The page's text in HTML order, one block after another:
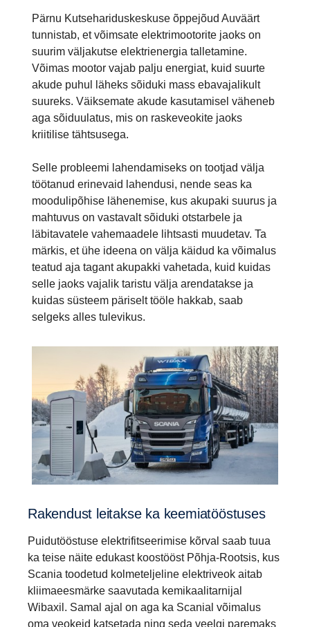
Pärnu Kutsehariduskeskuse õppejõud Auväärt
tunnistab, et võimsate elektrimootorite jaoks on
suurim väljakutse elektrienergia talletamine.
Võimas mootor vajab palju energiat, kuid suurte
akude puhul läheks sõiduki mass ebavajalikult
suureks. Väiksemate akude kasutamisel väheneb
aga sõiduulatus, mis on raskeveokite jaoks
kriitilise tähtsusega.
Selle probleemi lahendamiseks on tootjad välja
töötanud erinevaid lahendusi, nende seas ka
moodulipõhise lähenemise, kus akupaki suurus ja
mahtuvus on vastavalt sõiduki otstarbele ja
läbitavatele vahemaadele lihtsasti muudetav. Ta
märkis, et ühe ideena on välja käidud ka võimalus
teatud aja tagant akupakki vahetada, kuid kuidas
selle jaoks vajalik taristu välja arendatakse ja
kuidas süsteem päriselt tööle hakkab, saab
selgeks alles tulevikus.
Rakendust leitakse ka keemiatööstuses
Puidutööstuse elektrifitseerimise kõrval saab tuua
ka teise näite edukast koostööst Põhja-Rootsis, kus
Scania toodetud kolmeteljeline elektriveok aitab
kliimaeesmärke saavutada kemikaalitarnijal
Wibaxil. Samal ajal on aga ka Scanial võimalus
oma veokeid katsetada ning seda veelgi paremaks